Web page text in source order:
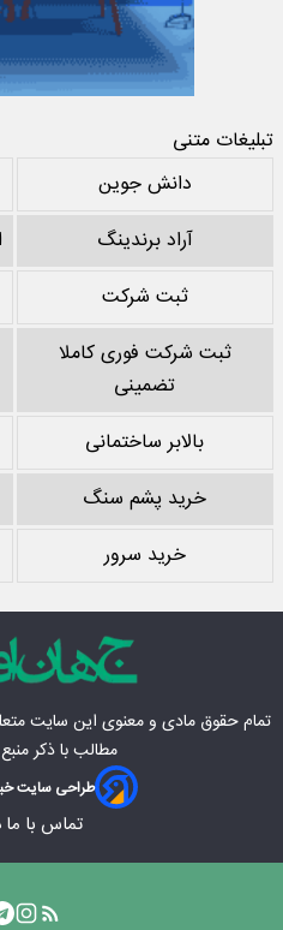
تبلیغات متنی
دانش جوین
آراد برندینگ
ثبت شرکت
ثبت شرکت فوری کاملا
تضمینی
بالابر ساختمانی
خرید پشم سنگ
خرید سرور
تمام حقوق مادی‌ و معنوی این سایت
مطالب با ذکر
طراحی سایت
تماس با ما